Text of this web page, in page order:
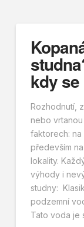
kdy
Rozhodnutí,
nebo
faktorech:
především
lokality.
výhody i
studny:
podzemní
Tato voda je